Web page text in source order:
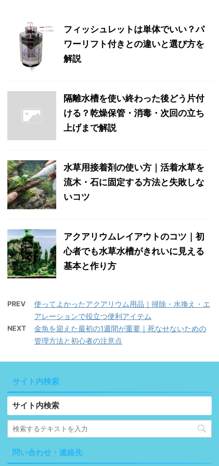
フィッシュレットは単体でいい？パ
ワーリフト付きとの違いと選び方を
解説
隔離水槽を使い終わった後どう片付
ける？乾燥保管・消毒・次回の立ち
上げまで解説
水草用接着剤の使い方｜活着水草を
流木・石に固定する方法と失敗しな
いコツ
アクアリウムレイアウトのコツ｜初
心者でも水草水槽がきれいに見える
基本と作り方
PREV
使ってよかったアクアリウム用品｜掃除・水換え・エ
アレーションで役立つ便利アイテム
NEXT
金魚を迎えた最初の1週間が重要｜死なせないための
管理方法と初心者の注意点
サイト内検索
サイト内検索
問い合わせ・連絡先